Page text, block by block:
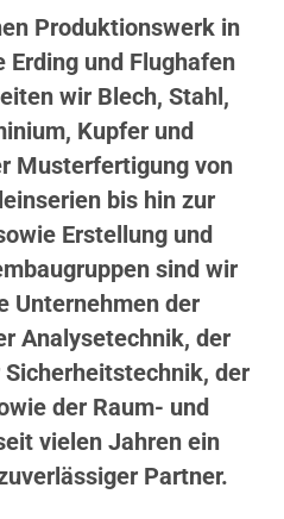
Produktionswerk in
und Flughafen
wir Blech, Stahl,
Kupfer und
Musterfertigung von
bis hin zur
Erstellung und
sind wir
Unternehmen der
Analysetechnik, der
der
der Raum- und
vielen Jahren ein
Partner.